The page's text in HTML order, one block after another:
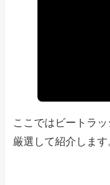
ここではビートラ
厳選して紹介します